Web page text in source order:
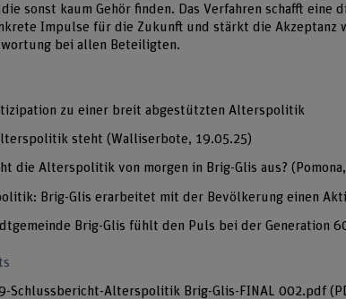
sonst kaum Gehör finden. Das Verfahren schafft eine
Impulse für die Zukunft und stärkt die Akzeptanz
bei allen Beteiligten.
zu einer breit abgestützten Alterspolitik
steht (Walliserbote, 19.05.25)
die Alterspolitik von morgen in Brig-Glis aus?
Brig-Glis erarbeitet mit der Bevölkerung einen
Brig-Glis fühlt den Puls bei der Generation
Schlussbericht-Alterspolitik Brig-Glis-FINAL 002.pdf